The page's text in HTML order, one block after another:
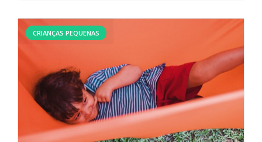
CRIANÇAS PEQUENAS